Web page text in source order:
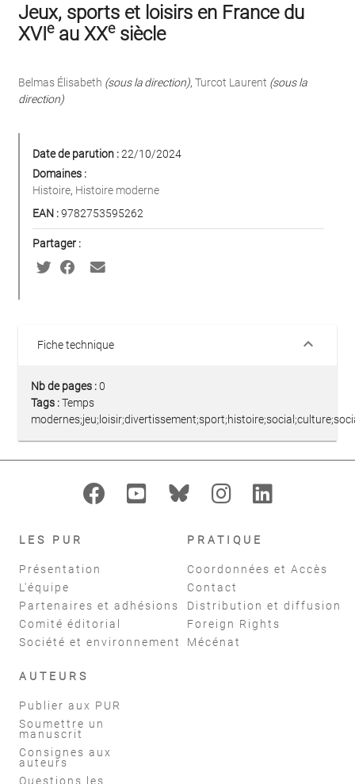
Jeux, sports et loisirs en France du
XVIeau XXesiècle
Belmas Élisabeth (sous la direction), Turcot Laurent (sous la
direction)
Date de parution :22/10/2024
Domaines :
Histoire, Histoire moderne
EAN :9782753595262
Partager :
Fiche technique keyboard_arrow_down
Nb de pages :0
Tags :Temps
LES PUR
Présentation
L'équipe
Partenaires et adhésions
Comité éditorial
Société et environnement
PRATIQUE
Coordonnées et Accès
Contact
Distribution et diffusion
Foreign Rights
Mécénat
AUTEURS
Publier aux PUR
Soumettre un
manuscrit
Consignes aux
auteurs
Questions les